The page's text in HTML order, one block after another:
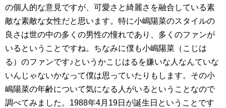
の個人的な意見ですが、可愛さと綺麗さを融合している素
敵な素敵な女性だと思います。特に小嶋陽菜のスタイルの
良さは世の中の多くの男性の憧れであり、多くのファンが
いるということですね。ちなみに僕も小嶋陽菜（こじは
る）のファンです♪というかこじはるを嫌いな人なんていな
いんじゃないかなって僕は思っていたりもします。その小
嶋陽菜の年齢について気になる人がいるということなので
調べてみました。1988年4月19日が誕生日ということです